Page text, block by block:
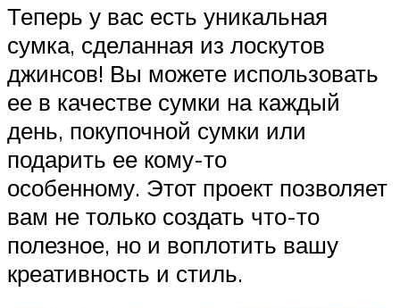
Теперь у вас есть уникальная
сумка, сделанная из лоскутов
джинсов! Вы можете использовать
ее в качестве сумки на каждый
день, покупочной сумки или
подарить ее кому-то
особенному. Этот проект позволяет
вам не только создать что-то
полезное, но и воплотить вашу
креативность и стиль.